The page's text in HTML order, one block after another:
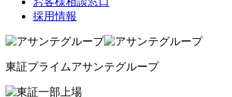
採用情報
東証プライムアサンテグループ